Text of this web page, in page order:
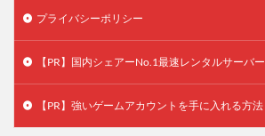
プライバシーポリシー
【PR】国内シェアーNo.1最速レンタルサーバー
【PR】強いゲームアカウントを手に入れる方法